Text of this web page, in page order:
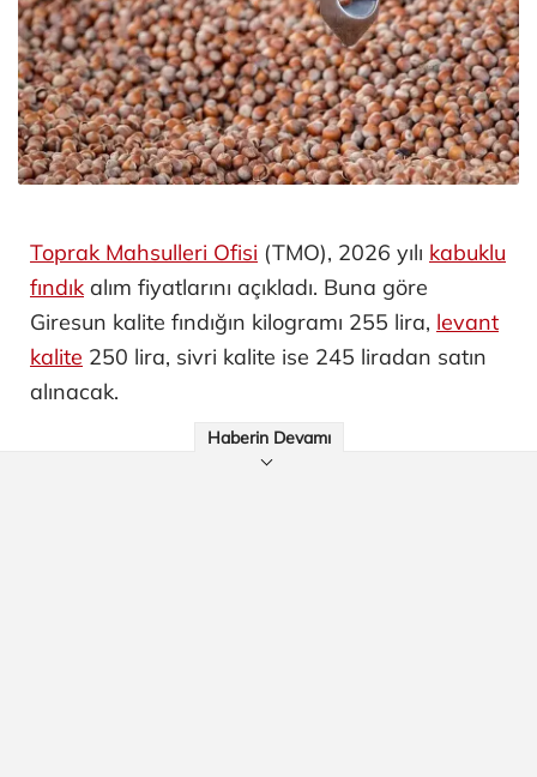
Toprak Mahsulleri Ofisi (TMO), 2026 yılı kabuklu
fındık alım fiyatlarını açıkladı. Buna göre
Giresun kalite fındığın kilogramı 255 lira, levant
kalite 250 lira, sivri kalite ise 245 liradan satın
alınacak.
Haberin Devamı